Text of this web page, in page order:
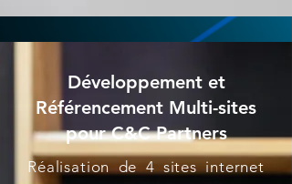
Développement et
Référencement Multi-sites
pour C&C Partners
Réalisation de 4 sites internet